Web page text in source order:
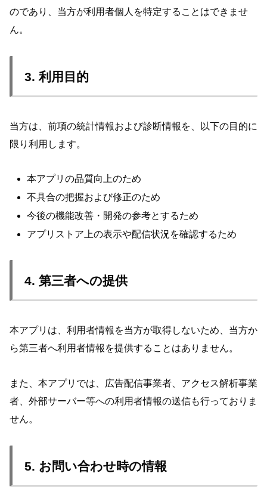
のであり、当方が利用者個人を特定することはできませ
ん。
3. 利用目的
当方は、前項の統計情報および診断情報を、以下の目的に
限り利用します。
本アプリの品質向上のため
不具合の把握および修正のため
今後の機能改善・開発の参考とするため
アプリストア上の表示や配信状況を確認するため
4. 第三者への提供
本アプリは、利用者情報を当方が取得しないため、当方か
ら第三者へ利用者情報を提供することはありません。
また、本アプリでは、広告配信事業者、アクセス解析事業
者、外部サーバー等への利用者情報の送信も行っておりま
せん。
5. お問い合わせ時の情報